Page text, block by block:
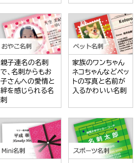
親子連名の名刺
で、名刺からもお
子さんへの愛情と
絆を感じられる名
刺
家族のワンちゃん
ネコちゃんなどペッ
トの写真と名前が
入るかわいい名刺